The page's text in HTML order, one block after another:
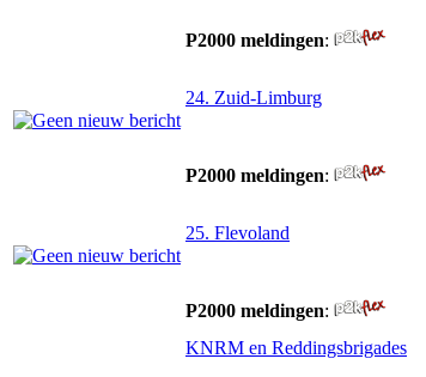
P2000 meldingen:
24. Zuid-Limburg
P2000 meldingen:
25. Flevoland
P2000 meldingen:
KNRM en Reddingsbrigades